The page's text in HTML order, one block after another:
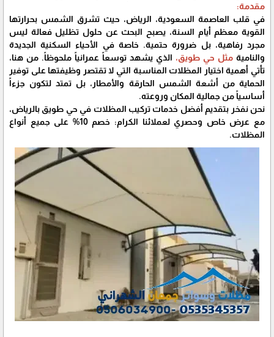
مقدمة:
في قلب العاصمة السعودية، الرياض، حيث تشرق الشمس بحرارتها
القوية معظم أيام السنة، يصبح البحث عن حلول تظليل فعالة ليس
مجرد رفاهية، بل ضرورة حتمية. خاصة في الأحياء السكنية الجديدة
والنامية مثل حي طويق، الذي يشهد توسعاً عمرانياً ملحوظاً. من هنا،
تأتي أهمية اختيار المظلات المناسبة التي لا تقتصر وظيفتها على توفير
الحماية من أشعة الشمس الحارقة والأمطار، بل تمتد لتكون جزءاً
أساسياً من جمالية المكان وروعته.
نحن نفخر بتقديم أفضل خدمات تركيب المظلات في حي طويق بالرياض،
مع عرض خاص وحصري لعملائنا الكرام: خصم 10% على جميع أنواع
المظلات.